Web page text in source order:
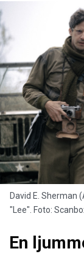
David E. Sherman
"Lee". Foto:
En